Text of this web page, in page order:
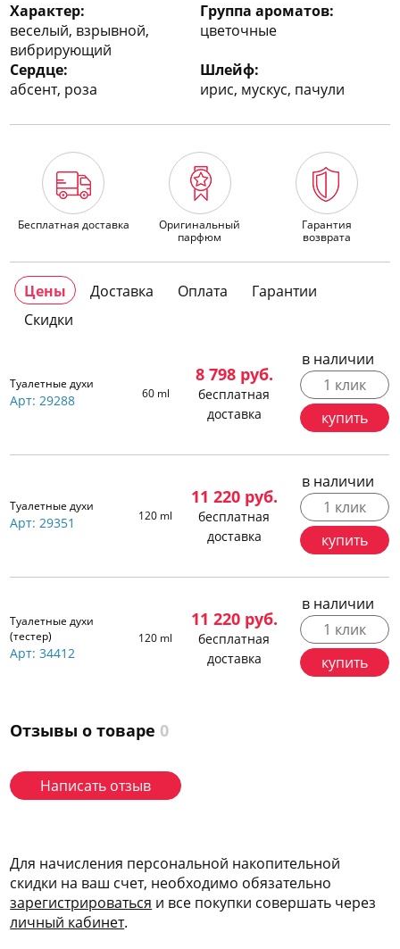
Характер:
веселый, взрывной,
вибрирующий
Группа ароматов:
цветочные
Сердце:
абсент, роза
Шлейф:
ирис, мускус, пачули
Бесплатная доставка
Оригинальный
парфюм
Гарантия
возврата
Цены Доставка Оплата
Гарантии
Скидки
Туалетные духи
Арт: 29288 60 ml
8 798руб.
бесплатная
доставка
в наличии
1 клик
купить
Туалетные духи
Арт: 29351 120 ml
11 220руб.
бесплатная
доставка
в наличии
1 клик
купить
Туалетные духи
(тестер)
Арт: 34412
120 ml
11 220руб.
бесплатная
доставка
в наличии
1 клик
купить
Отзывы о товаре 0
Написать отзыв
Для начисления персональной накопительной
скидки на ваш счет, необходимо обязательно
зарегистрироваться и все покупки совершать через
личный кабинет.